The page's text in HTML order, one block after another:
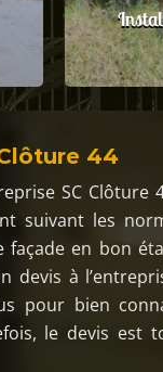
44
SC Clôture
suivant les
façade en bon
devis à
pour bien
le devis est